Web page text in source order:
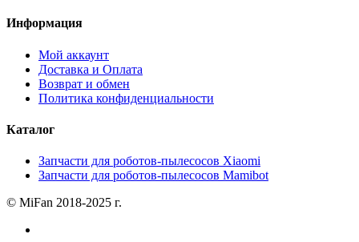
Информация
Мой аккаунт
Доставка и Оплата
Возврат и обмен
Политика конфиденциальности
Каталог
Запчасти для роботов-пылесосов Xiaomi
Запчасти для роботов-пылесосов Mamibot
© MiFan 2018-2025 г.